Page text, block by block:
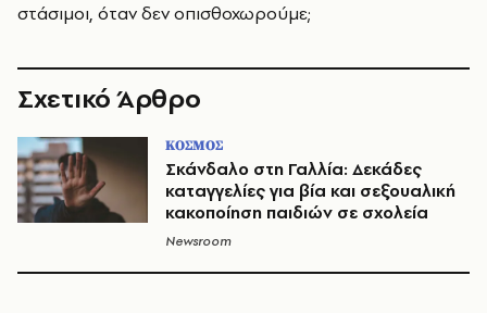
στάσιμοι, όταν δεν οπισθοχωρούμε;
Σχετικό Άρθρο
ΚΟΣΜΟΣ
Σκάνδαλο στη Γαλλία: Δεκάδες
καταγγελίες για βία και σεξουαλική
κακοποίηση παιδιών σε σχολεία
Newsroom